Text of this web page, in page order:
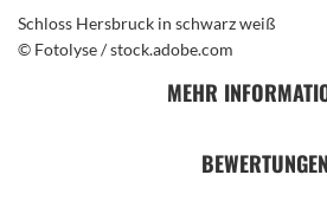
Schloss Hersbruck in schwarz weiß
© Fotolyse / stock.adobe.com
MEHR
BEWERTUNGEN